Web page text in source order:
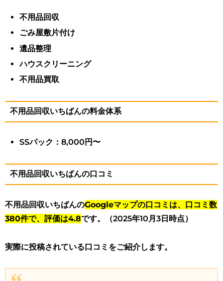
不用品回収
ごみ屋敷片付け
遺品整理
ハウスクリーニング
不用品買取
不用品回収いちばんの料金体系
SSパック：8,000円〜
不用品回収いちばんの口コミ
不用品回収いちばんのGoogleマップの口コミは、口コミ数
380件で、評価は4.8です。（2025年10月3日時点）
実際に投稿されている口コミをご紹介します。